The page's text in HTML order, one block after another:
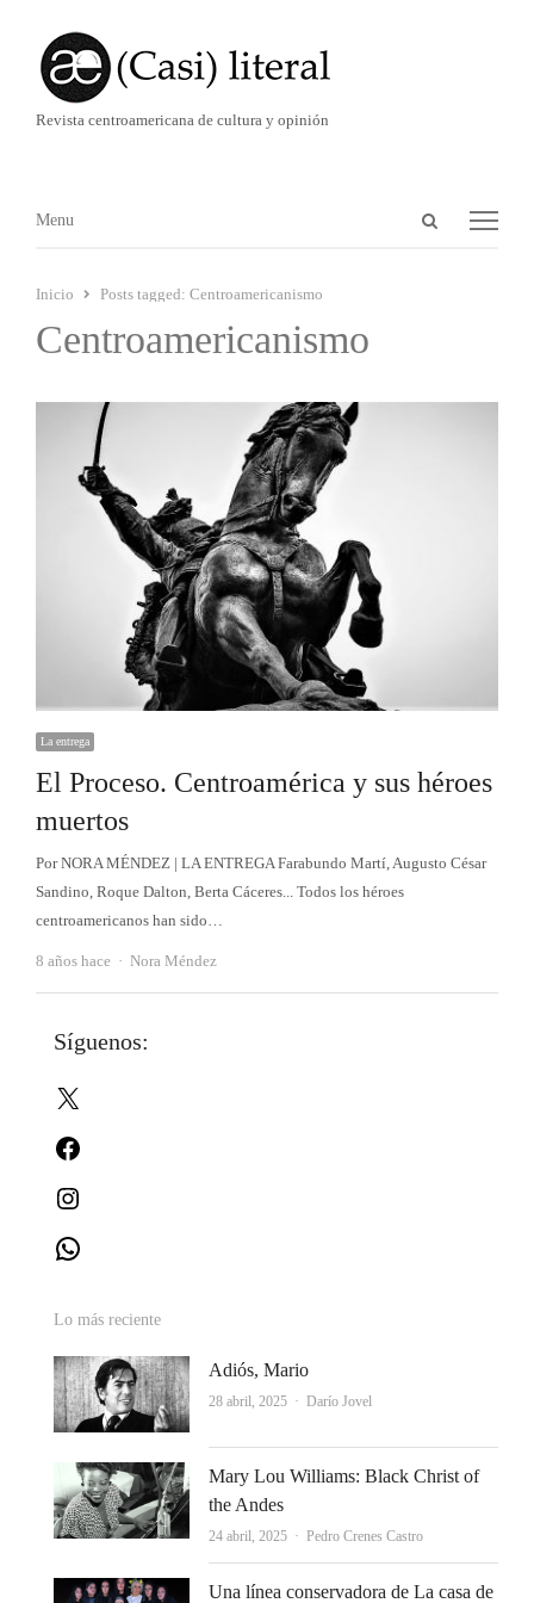
Revista centroamericana de cultura y opinión
Abrir
Menú
Menu
Inicio Posts tagged: Centroamericanismo
Centroamericanismo
La entrega
El Proceso. Centroamérica y sus héroes
muertos
Por NORA MÉNDEZ | LA ENTREGA Farabundo Martí, Augusto César
Sandino, Roque Dalton, Berta Cáceres... Todos los héroes
centroamericanos han sido…
8 años hace Autor
Nora Méndez
Síguenos:
Lo más reciente
Adiós, Mario
28 abril, 2025 Autor
Darío Jovel
Mary Lou Williams: Black Christ of
the Andes
24 abril, 2025 Autor
Pedro Crenes Castro
Una línea conservadora de La casa de